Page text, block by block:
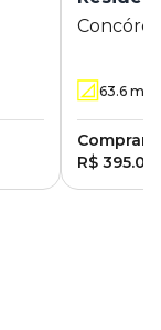
63.6 m²
Comprar:
R$